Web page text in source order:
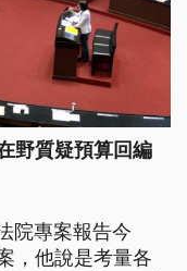
野質疑預算回編
院專案報告今
，他說是考量各